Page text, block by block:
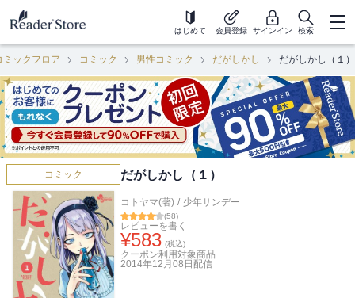
はじめて 会員登録 サインイン 検索
ミックフロア コミック 男性コミック だがしかし だがしかし（１）
コミック だがしかし（１）
コトヤマ(著) / 少年サンデー
(58)
レビューを書く
¥583 (税込)
クーポン利用対象商品
2014年12月08日 配信